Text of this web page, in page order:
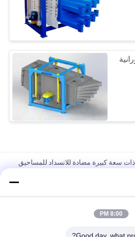
ذات سعة كبيرة مضادة للانسداد للمساحيق
لفحص الجسيمات الصلبة مع تشغيل
الصيانة
شاشة الإعصار المسطحة لتحسين تقسيم
8:00 PM